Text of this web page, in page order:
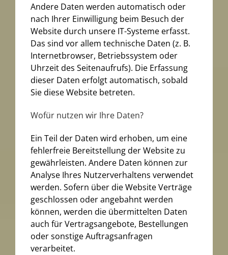
Andere Daten werden automatisch oder
nach Ihrer Einwilligung beim Besuch der
Website durch unsere IT-Systeme erfasst.
Das sind vor allem technische Daten (z. B.
Internetbrowser, Betriebssystem oder
Uhrzeit des Seitenaufrufs). Die Erfassung
dieser Daten erfolgt automatisch, sobald
Sie diese Website betreten.
Wofür nutzen wir Ihre Daten?
Ein Teil der Daten wird erhoben, um eine
fehlerfreie Bereitstellung der Website zu
gewährleisten. Andere Daten können zur
Analyse Ihres Nutzerverhaltens verwendet
werden. Sofern über die Website Verträge
geschlossen oder angebahnt werden
können, werden die übermittelten Daten
auch für Vertragsangebote, Bestellungen
oder sonstige Auftragsanfragen
verarbeitet.